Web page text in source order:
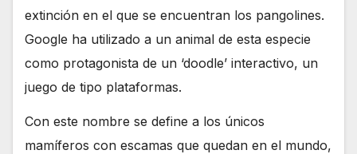
extinción en el que se encuentran los pangolines.
Google ha utilizado a un animal de esta especie
como protagonista de un ‘doodle’ interactivo, un
juego de tipo plataformas.
Con este nombre se define a los únicos
mamíferos con escamas que quedan en el mundo,